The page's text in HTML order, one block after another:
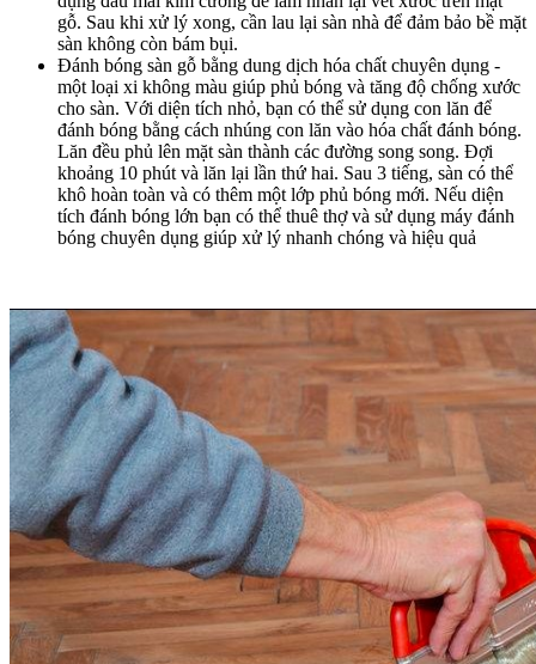
gỗ. Sau khi xử lý xong, cần lau lại sàn nhà để đảm bảo bề mặt
sàn không còn bám bụi.
Đánh bóng sàn gỗ bằng dung dịch hóa chất chuyên dụng -
một loại xi không màu giúp phủ bóng và tăng độ chống xước
cho sàn. Với diện tích nhỏ, bạn có thể sử dụng con lăn để
đánh bóng bằng cách nhúng con lăn vào hóa chất đánh bóng.
Lăn đều phủ lên mặt sàn thành các đường song song. Đợi
khoảng 10 phút và lăn lại lần thứ hai. Sau 3 tiếng, sàn có thể
khô hoàn toàn và có thêm một lớp phủ bóng mới. Nếu diện
tích đánh bóng lớn bạn có thể thuê thợ và sử dụng máy đánh
bóng chuyên dụng giúp xử lý nhanh chóng và hiệu quả